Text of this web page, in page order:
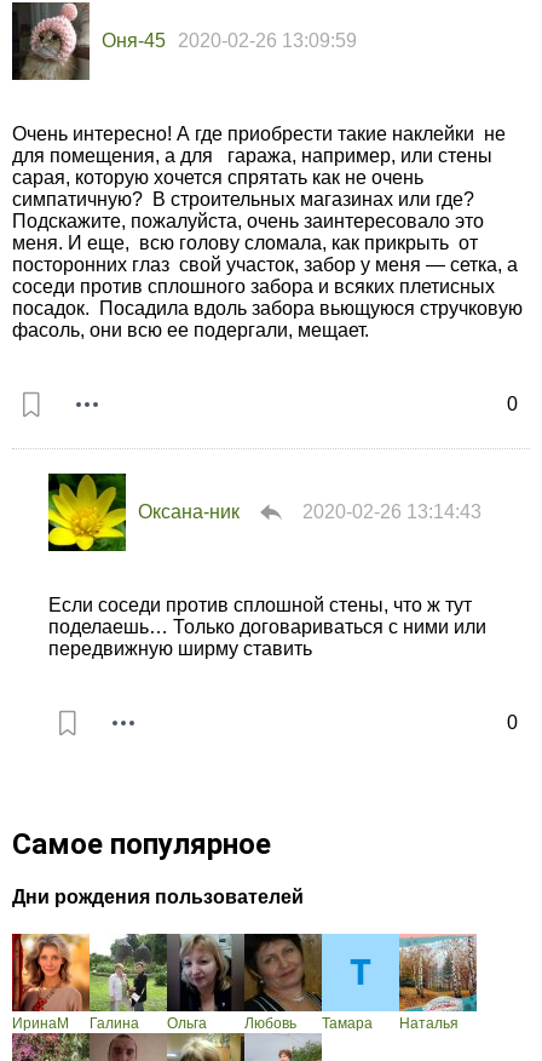
Оня-45 2020-02-26 13:09:59
0
Очень интересно! А где приобрести такие наклейки не
для помещения, а для гаража, например, или стены
сарая, которую хочется спрятать как не очень
симпатичную? В строительных магазинах или где?
Подскажите, пожалуйста, очень заинтересовало это
меня. И еще, всю голову сломала, как прикрыть от
посторонних глаз свой участок, забор у меня — сетка, а
соседи против сплошного забора и всяких плетисных
посадок. Посадила вдоль забора вьющуюся стручковую
фасоль, они всю ее подергали, мещает.
Оксана-ник 2020-02-26 13:14:43
0
Если соседи против сплошной стены, что ж тут
поделаешь… Только договариваться с ними или
передвижную ширму ставить
Самое популярное
Дни рождения пользователей
ИринаМ Галина Ольга Любовь Тамара Наталья